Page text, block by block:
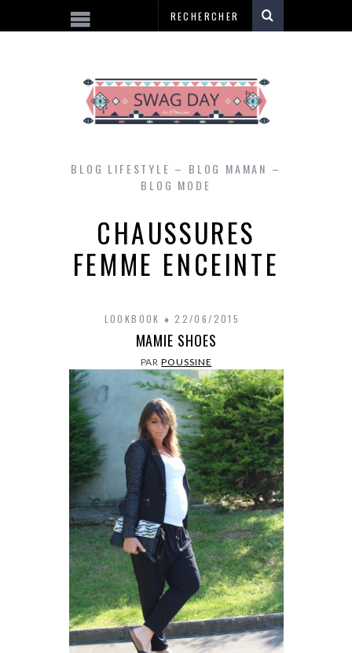
BLOG LIFESTYLE – BLOG MAMAN –
BLOG MODE
CHAUSSURES
FEMME ENCEINTE
LOOKBOOK 22/06/2015
MAMIE SHOES
PARPOUSSINE